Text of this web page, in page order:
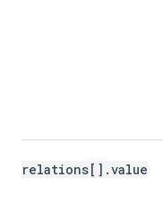
relations[].value